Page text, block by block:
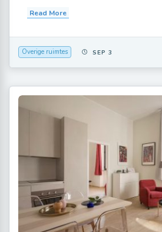
Read More
Overige ruimtes SEP 3